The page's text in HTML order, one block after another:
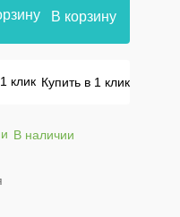
В корзину
Купить в 1 клик
В наличии